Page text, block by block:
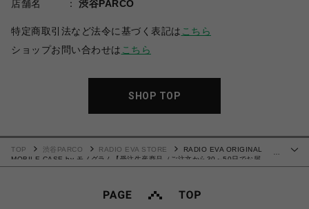
店舗名
渋谷PARCO
特定商取引法など法令に基づく表記は こちら
ショップお問い合わせは こちら
SHOP TOP
TOP 渋谷PARCO RADIO EVA STORE
RADIO EVA ORIGINAL
MOBILE CASE by モノグラム【受注生産商品（ご注文から30～50日でお届
け）】